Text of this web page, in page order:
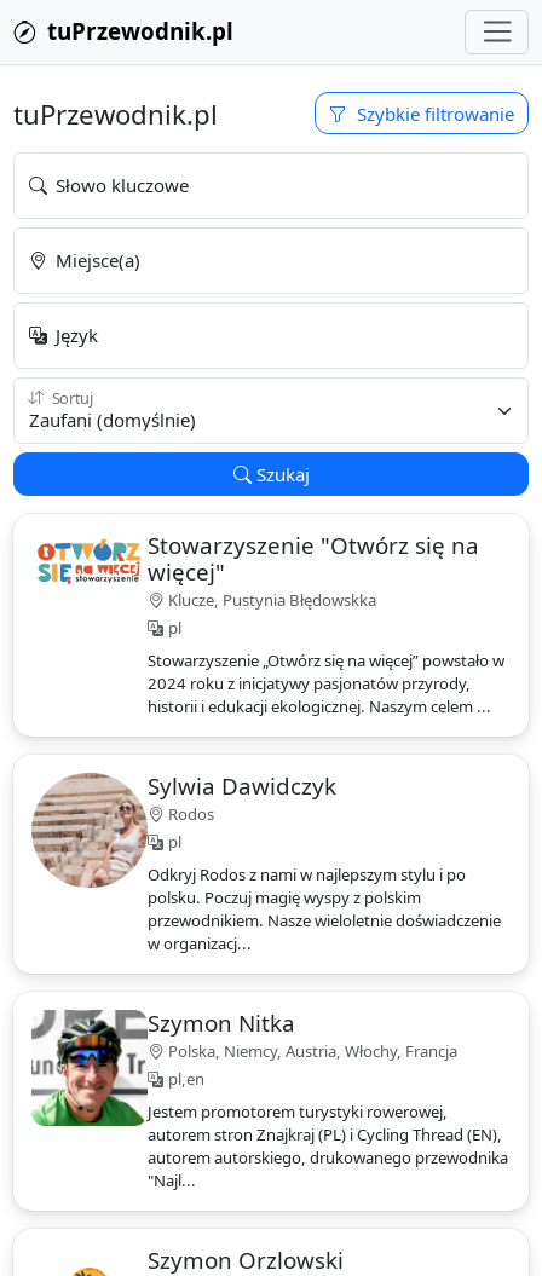
tuPrzewodnik.pl
tuPrzewodnik.pl Szybkie filtrowanie
Słowo kluczowe
Miejsce(a)
Język
Sortuj
Szukaj
Stowarzyszenie "Otwórz się na
więcej"
Klucze, Pustynia Błędowskka
pl
Stowarzyszenie „Otwórz się na więcej” powstało w
2024 roku z inicjatywy pasjonatów przyrody,
historii i edukacji ekologicznej. Naszym celem ...
Sylwia Dawidczyk
Rodos
pl
Odkryj Rodos z nami w najlepszym stylu i po
polsku. Poczuj magię wyspy z polskim
przewodnikiem. Nasze wieloletnie doświadczenie
w organizacj...
Szymon Nitka
Polska, Niemcy, Austria, Włochy, Francja
pl,en
Jestem promotorem turystyki rowerowej,
autorem stron Znajkraj (PL) i Cycling Thread (EN),
autorem autorskiego, drukowanego przewodnika
"Najl...
Szymon Orzlowski